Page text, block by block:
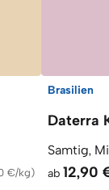
€/kg)
Brasilien
Daterra
Samtig,
ab 12,90